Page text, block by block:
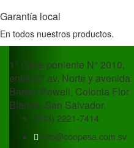
Garantía local
En todos nuestros productos.
1ª Calle poniente N° 2010,
entre 37 av. Norte y avenida
Baden Powell, Colonia Flor
Blanca, San Salvador.
(503) 2221-7414
info@coopesa.com.sv